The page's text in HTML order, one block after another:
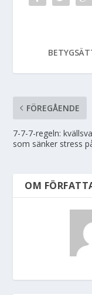
FÖREGÅENDE
7-7-7-regeln:
som sänker stress
OM